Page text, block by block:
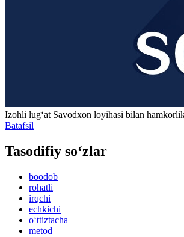
Izohli lugʻat Savodxon loyihasi bilan
Batafsil
Tasodifiy so‘zlar
boodob
rohatli
irqchi
echkichi
o‘ttiztacha
metod